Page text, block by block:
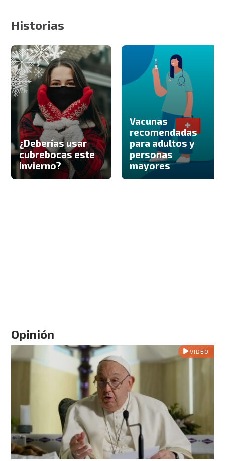
Historias
¿Deberías usar
cubrebocas este
invierno?
Vacunas
recomendadas
para adultos y
personas
mayores
Opinión
VIDEO